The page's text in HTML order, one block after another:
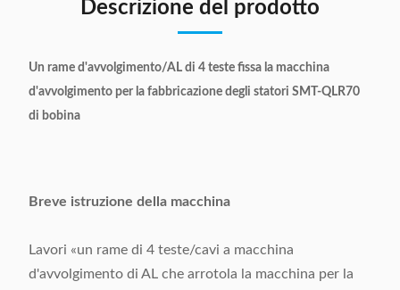
Descrizione del prodotto
Un rame d'avvolgimento/AL di 4 teste fissa la macchina
d'avvolgimento per la fabbricazione degli statori SMT-QLR70
di bobina
Breve istruzione della macchina
Lavori «un rame di 4 teste/cavi a macchina
d'avvolgimento di AL che arrotola la macchina per la